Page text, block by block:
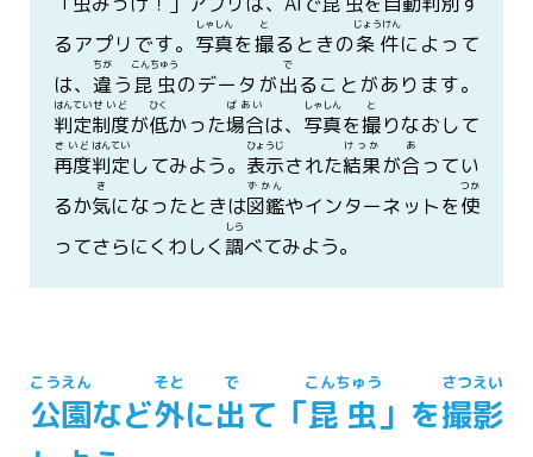
るアプリです。 写真
しゃしん
を撮
と
るときの条件
じょうけん
によって
は、 違
ちが
う 昆虫
こんちゅう
のデータが出
で
ることがあります。
判定
はんてい
制度
せいど
が低
ひく
かった場合
ばあい
は、 写真
しゃしん
を撮
と
りなおして
再度
さいど
判定
はんてい
してみよう。 表示
ひょうじ
された結果
けっか
が合
あ
ってい
るか気
き
になったときは図鑑
ずかん
やインターネットを使
つか
ってさらにくわしく 調
しら
べてみよう。
公園
こうえん
など外
そと
に出
で
て「昆虫
こんちゅう
」を撮影
さつえい